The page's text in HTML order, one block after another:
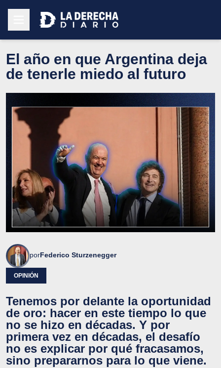
El año en que Argentina deja
de tenerle miedo al futuro
porFederico Sturzenegger
OPINIÓN
Tenemos por delante la oportunidad
de oro: hacer en este tiempo lo que
no se hizo en décadas. Y por
primera vez en décadas, el desafío
no es explicar por qué fracasamos,
sino prepararnos para lo que viene.